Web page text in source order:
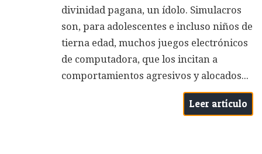
divinidad pagana, un ídolo. Simulacros
son, para adolescentes e incluso niños de
tierna edad, muchos juegos electrónicos
de computadora, que los incitan a
comportamientos agresivos y alocados...
Leer artículo